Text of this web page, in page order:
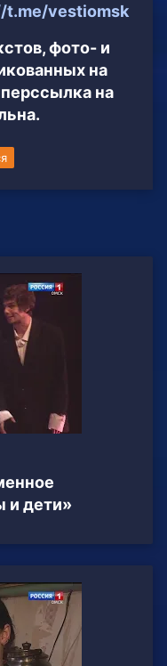
t.me/vestiomsk
фото- и
на
на
и дети»